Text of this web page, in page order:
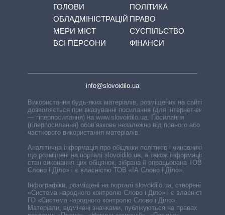
ГОЛОВИ
ОБЛАДМІНІСТРАЦІЙ
МЕРИ МІСТ
ВСІ ПЕРСОНИ
ПОЛІТИКА
ПРАВО
СУСПІЛЬСТВО
ФІНАНСИ
info@slovoidilo.ua
Використання будь-яких матеріалів, розміщених на сайті,
дозволяється при вказуванні посилання (для інтернет-видань
— гіперпосилання) на www.slovoidilo.ua. Посилання
(гіперпосилання) обов’язкове незалежно від повного або
часткового використання матеріалів.
Аналітична інформація про обіцянки політиків і чиновників,
що розміщені на порталі slovoidilo.ua, а також інформація про
стан виконання цих обіцянок, зібрана й опрацьована ТОВ «ІА
Слово і Діло» і є власністю ТОВ «ІА Слово і Діло».
Інфографіки, розміщені на порталі slovoidilo.ua, створені ГО
«Система народного контролю Слово і Діло» і є власністю
ГО «Система народного контролю Слово і Діло».
Матеріали, відмічені значками, публікуються на правах